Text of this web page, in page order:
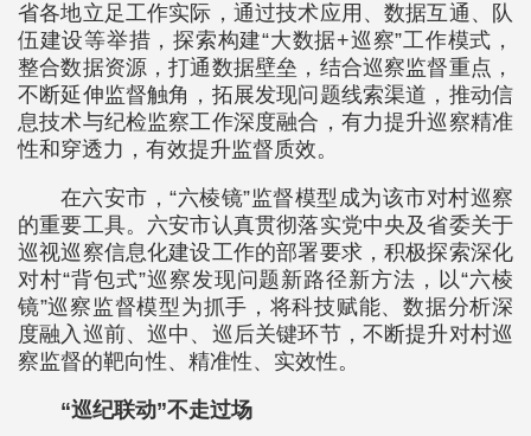
省各地立足工作实际，通过技术应用、数据互通、队
伍建设等举措，探索构建“大数据+巡察”工作模式，
整合数据资源，打通数据壁垒，结合巡察监督重点，
不断延伸监督触角，拓展发现问题线索渠道，推动信
息技术与纪检监察工作深度融合，有力提升巡察精准
性和穿透力，有效提升监督质效。
在六安市，“六棱镜”监督模型成为该市对村巡察
的重要工具。六安市认真贯彻落实党中央及省委关于
巡视巡察信息化建设工作的部署要求，积极探索深化
对村“背包式”巡察发现问题新路径新方法，以“六棱
镜”巡察监督模型为抓手，将科技赋能、数据分析深
度融入巡前、巡中、巡后关键环节，不断提升对村巡
察监督的靶向性、精准性、实效性。
“巡纪联动”不走过场